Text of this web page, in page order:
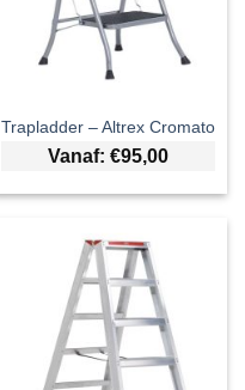
Trapladder – Altrex Cromato
Vanaf: €95,00